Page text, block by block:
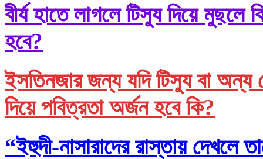
বীর্য হাতে লাগলে টিস্যু দিয়ে
হবে?
ইসতিনজার জন্য যদি টিস্যু বা অন্য
দিয়ে পবিত্রতা অর্জন হবে কি?
“ইহুদী-নাসারাদের রাস্তায় দেখলে